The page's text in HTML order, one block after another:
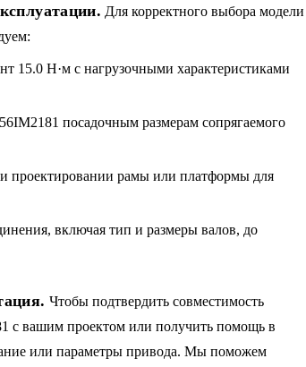
Для корректного выбора модели
15.0 Н·м с нагрузочными характеристиками
посадочным размерам сопрягаемого
проектировании рамы или платформы для
включая тип и размеры валов, до
Чтобы подтвердить совместимость
с вашим проектом или получить помощь в
или параметры привода. Мы поможем